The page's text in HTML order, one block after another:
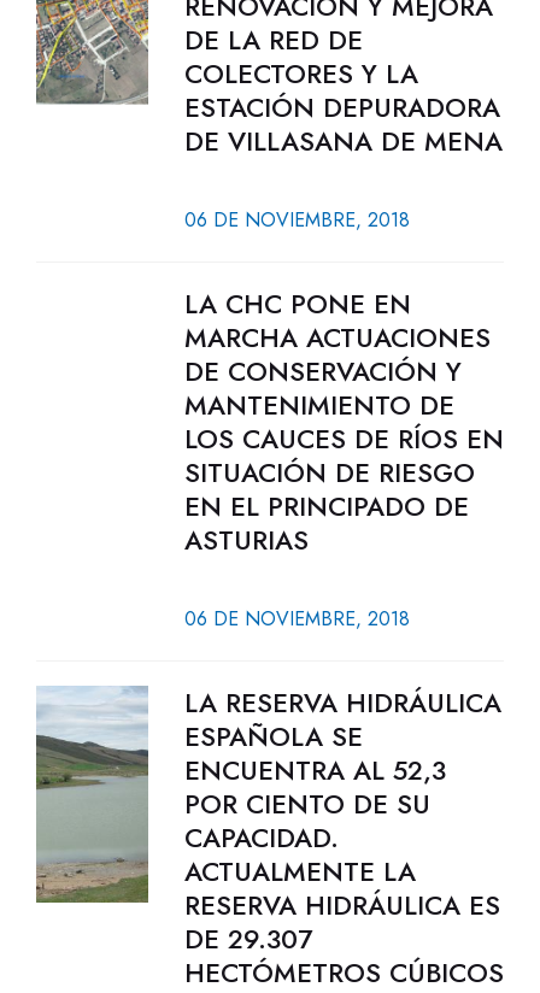
DE LA RED DE
COLECTORES Y LA
ESTACIÓN DEPURADORA
DE VILLASANA DE MENA
06 DE NOVIEMBRE, 2018
LA CHC PONE EN
MARCHA ACTUACIONES
DE CONSERVACIÓN Y
MANTENIMIENTO DE
LOS CAUCES DE RÍOS EN
SITUACIÓN DE RIESGO
EN EL PRINCIPADO DE
ASTURIAS
06 DE NOVIEMBRE, 2018
LA RESERVA HIDRÁULICA
ESPAÑOLA SE
ENCUENTRA AL 52,3
POR CIENTO DE SU
CAPACIDAD.
ACTUALMENTE LA
RESERVA HIDRÁULICA ES
DE 29.307
HECTÓMETROS CÚBICOS